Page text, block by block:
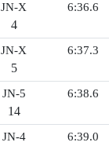
JN-X
4
6:36.6
JN-X
5
6:37.3
JN-5
14
6:38.6
JN-4 6:39.0